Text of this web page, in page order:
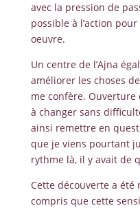
avec la pression de
possible à l’action
oeuvre.
Un centre de l’Ajna
améliorer les choses
me confère. Ouverture
à changer sans
ainsi remettre en
que je viens pourtant
rythme là, il y avait de
Cette découverte a été
compris que cette